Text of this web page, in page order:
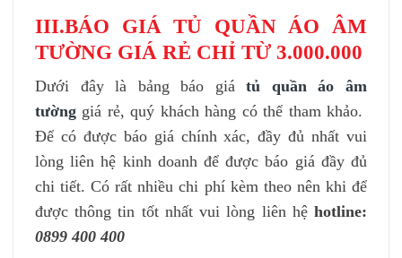
III.BÁO GIÁ TỦ QUẦN ÁO ÂM
TƯỜNG GIÁ RẺ CHỈ TỪ 3.000.000
Dưới đây là bảng báo giátủ quần áo âm
tường giá rẻ, quý khách hàng có thể tham khảo.
Để có được báo giá chính xác, đầy đủ nhất vui
lòng liên hệ kinh doanh để được báo giá đầy đủ
chi tiết. Có rất nhiều chi phí kèm theo nên khi để
được thông tin tốt nhất vui lòng liên hệ hotline:
0899 400 400